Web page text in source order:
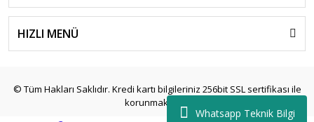
Whatsapp Teknik Bilgi
HIZLI MENÜ
© Tüm Hakları Saklıdır. Kredi kartı bilgileriniz 256bit SSL sertifikası ile
korunmaktadır.